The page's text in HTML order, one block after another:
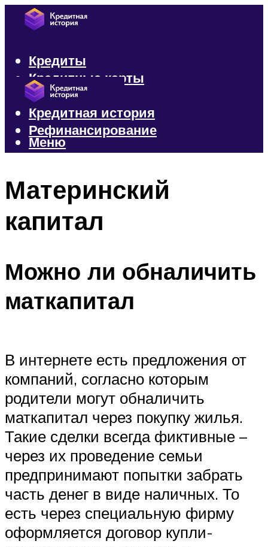
Кредиты
Кредитные карты
Микрозаймы
Кредитная история
Рефинансирование
Меню
Материнский
капитал
Можно ли обналичить
маткапитал
В интернете есть предложения от
компаний, согласно которым
родители могут обналичить
маткапитал через покупку жилья.
Такие сделки всегда фиктивные –
через их проведение семьи
предпринимают попытки забрать
часть денег в виде наличных. То
есть через специальную фирму
оформляется договор купли-